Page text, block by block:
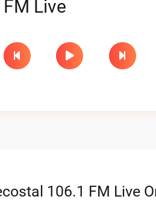
FM Live
106.1 FM Live